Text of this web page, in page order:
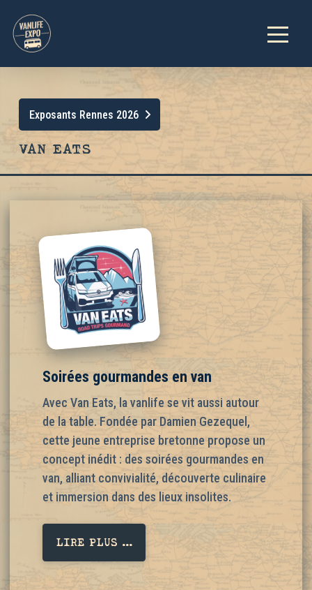
Exposants Rennes 2026
VAN EATS
Soirées gourmandes en van
Avec Van Eats, la vanlife se vit aussi autour
de la table. Fondée par Damien Gezequel,
cette jeune entreprise bretonne propose un
concept inédit : des soirées gourmandes en
van, alliant convivialité, découverte culinaire
et immersion dans des lieux insolites.
LIRE PLUS ...